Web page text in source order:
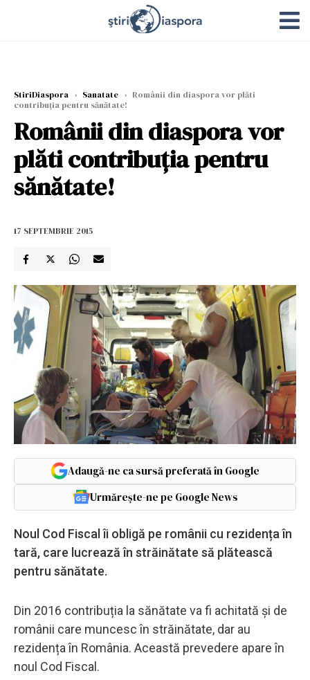
StiriDiaspora › Sanatate › Românii din diaspora vor plăti
contribuția pentru sănătate!
Românii din diaspora vor
plăti contribuția pentru
sănătate!
17 SEPTEMBRIE 2015
Adaugă-ne ca sursă preferată în Google
Urmărește-ne pe Google News
Noul Cod Fiscal îi obligă pe românii cu rezidența în
tară, care lucrează în străinătate să plătească
pentru sănătate.
Din 2016 contribuția la sănătate va fi achitată și de
românii care muncesc în străinătate, dar au
rezidența în România. Această prevedere apare în
noul Cod Fiscal.